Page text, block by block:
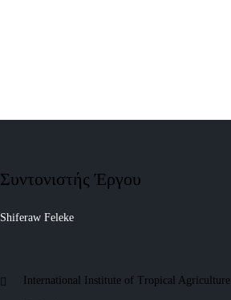
Συντονιστής Έργου
Shiferaw Feleke
International Institute of Tropical Agriculture